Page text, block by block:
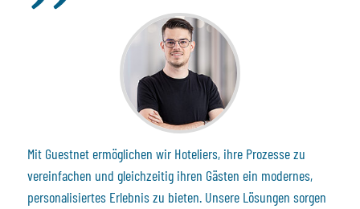
Mit Guestnet ermöglichen wir Hoteliers, ihre Prozesse zu
vereinfachen und gleichzeitig ihren Gästen ein modernes,
personalisiertes Erlebnis zu bieten. Unsere Lösungen sorgen